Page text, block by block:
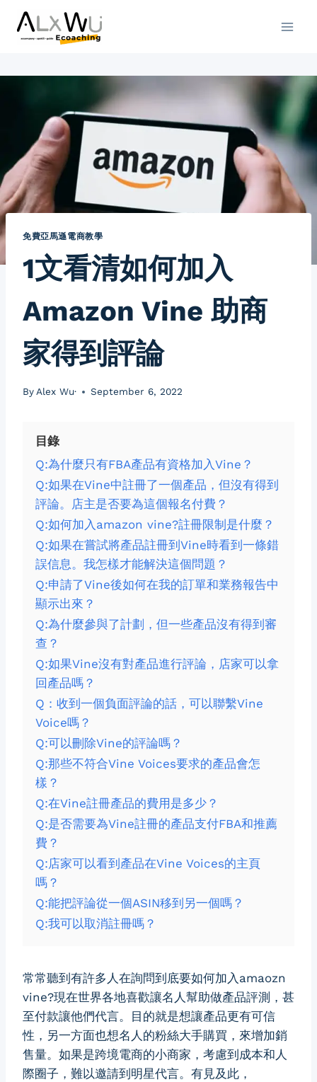
Skip
免費亞馬遜電商教學
1文看清如何加入
Amazon Vine 助商
家得到評論
By Alex Wu· September 6, 2022
目錄
Q:為什麼只有FBA產品有資格加入Vine？
Q:如果在Vine中註冊了一個產品，但沒有得到
評論。店主是否要為這個報名付費？
Q:如何加入amazon vine?註冊限制是什麼？
Q:如果在嘗試將產品註冊到Vine時看到一條錯
誤信息。我怎樣才能解決這個問題？
Q:申請了Vine後如何在我的訂單和業務報告中
顯示出來？
Q:為什麼參與了計劃，但一些產品沒有得到審
查？
Q:如果Vine沒有對產品進行評論，店家可以拿
回產品嗎？
Q：收到一個負面評論的話，可以聯繫Vine
Voice嗎？
Q:可以刪除Vine的評論嗎？
Q:那些不符合Vine Voices要求的產品會怎
樣？
Q:在Vine註冊產品的費用是多少？
Q:是否需要為Vine註冊的產品支付FBA和推薦
費？
Q:店家可以看到產品在Vine Voices的主頁
嗎？
Q:能把評論從一個ASIN移到另一個嗎？
Q:我可以取消註冊嗎？
常常聽到有許多人在詢問到底要如何加入amaozn
vine?現在世界各地喜歡讓名人幫助做產品評測，甚
至付款讓他們代言。目的就是想讓產品更有可信
性，另一方面也想名人的粉絲大手購買，來增加銷
售量。如果是跨境電商的小商家，考慮到成本和人
際圈子，難以邀請到明星代言。有見及此，